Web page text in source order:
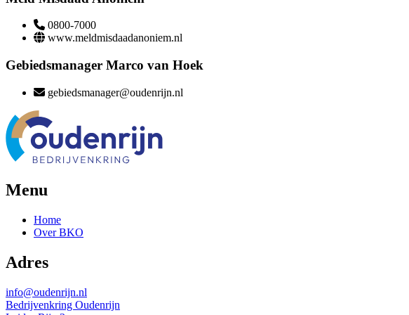
0800-7000
www.meldmisdaadanoniem.nl
Gebiedsmanager Marco van Hoek
gebiedsmanager@oudenrijn.nl
Menu
Home
Over BKO
Adres
info@oudenrijn.nl
Bedrijvenkring Oudenrijn